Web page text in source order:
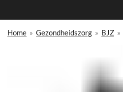
direct
naar
Home » Gezondheidszorg » BJZ »